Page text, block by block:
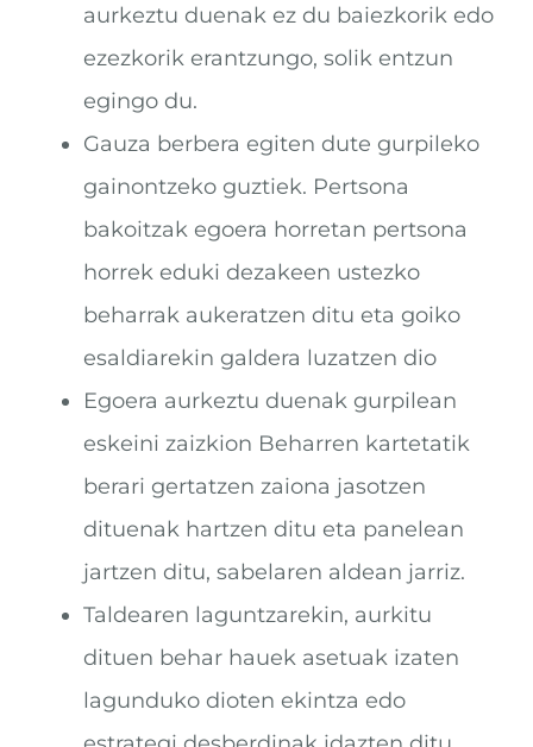
aurkeztu duenak ez du baiezkorik edo
ezezkorik erantzungo, solik entzun
egingo du.
Gauza berbera egiten dute gurpileko
gainontzeko guztiek. Pertsona
bakoitzak egoera horretan pertsona
horrek eduki dezakeen ustezko
beharrak aukeratzen ditu eta goiko
esaldiarekin galdera luzatzen dio
Egoera aurkeztu duenak gurpilean
eskeini zaizkion Beharren kartetatik
berari gertatzen zaiona jasotzen
dituenak hartzen ditu eta panelean
jartzen ditu, sabelaren aldean jarriz.
Taldearen laguntzarekin, aurkitu
dituen behar hauek asetuak izaten
lagunduko dioten ekintza edo